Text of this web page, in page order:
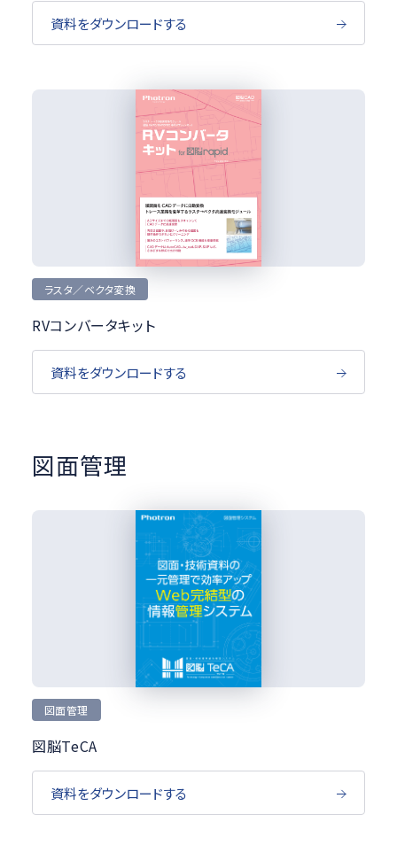
資料をダウンロードする
ラスタ／ベクタ変換
RVコンバータキット
資料をダウンロードする
図面管理
図面管理
図脳TeCA
資料をダウンロードする